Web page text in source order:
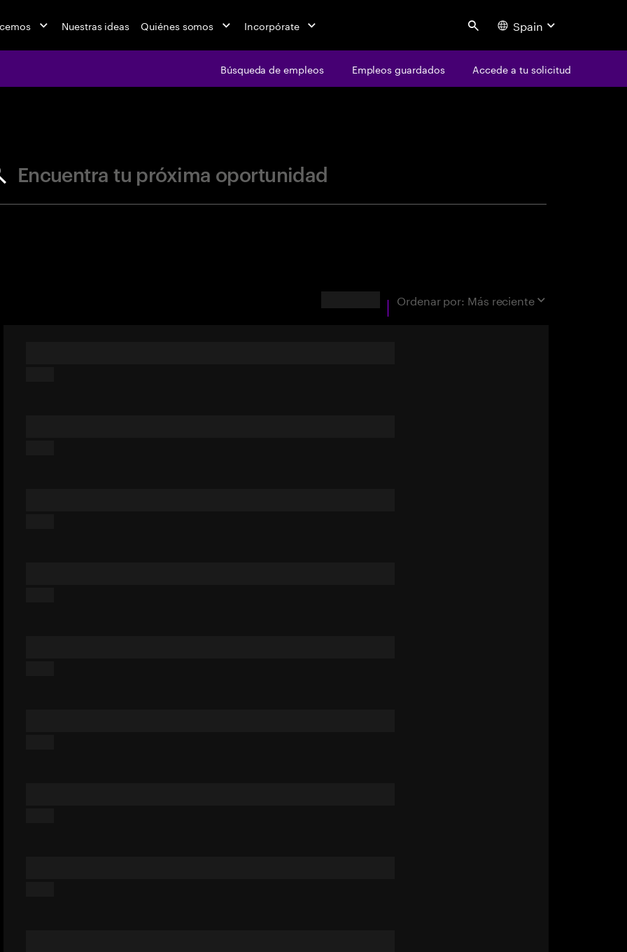
Nuestras ideas Quiénes somos Incorpórate Search Spain
Búsqueda de empleos Empleos guardados Accede a tu solicitud
Encuentra tu próxima oportunidad
Ordenar por: Más reciente